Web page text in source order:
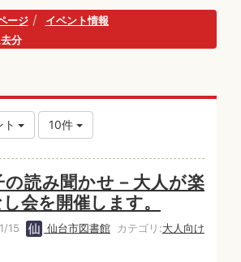
ージ
イベント情報
分
10件
の読み聞かせ－大人が楽
会を開催します。
15 仙台市図書館 カテゴリ:大人向け